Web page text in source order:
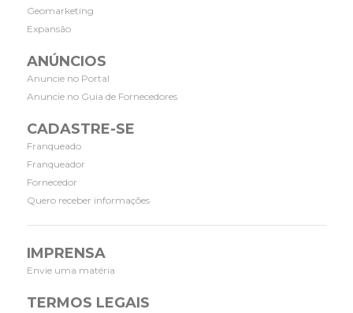
Geomarketing
Expansão
ANÚNCIOS
Anuncie no Portal
Anuncie no Guia de Fornecedores
CADASTRE-SE
Franqueado
Franqueador
Fornecedor
Quero receber informações
IMPRENSA
Envie uma matéria
TERMOS LEGAIS